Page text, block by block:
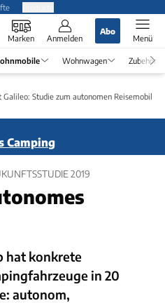
Marken Anmelden
Abo
Menü
Wohnwagen Zubehör
Galileo: Studie zum autonomen Reisemobil
Camping
2019
hat konkrete
in 20
autonom,